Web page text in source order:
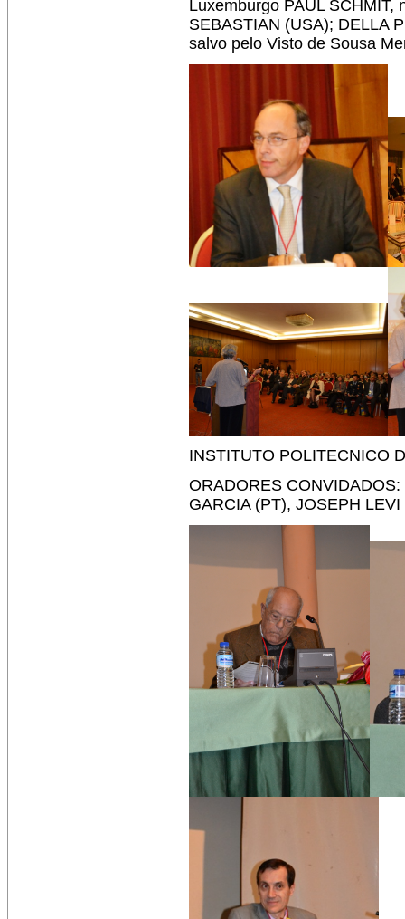
Luxemburgo PAUL
SEBASTIAN (USA); DELLA
salvo pelo Visto de Sousa
INSTITUTO POLITECNICO
ORADORES
GARCIA (PT), JOSEPH